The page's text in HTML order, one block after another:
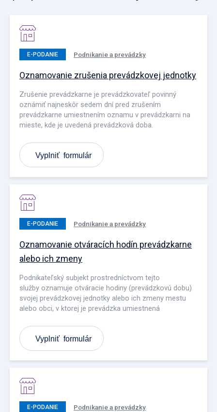
E-PODANIE Podnikanie a prevádzky
Oznamovanie zrušenia prevádzkovej jednotky
Zrušenie prevádzkarne je prevádzkovateľ povinný
oznámiť najneskôr sedem dní pred zrušením
prevádzkarne umiestnením oznamu v prevádzkarni na
mieste, kde je uvedená prevádzková doba.
Vyplniť formulár
E-PODANIE Podnikanie a prevádzky
Oznamovanie otváracích hodín prevádzkarne
alebo ich zmeny
Podnikateľský subjekt prostredníctvom tejto
služby oznamuje otváracie hodiny (prevádzkovú dobu)
svojej prevádzkovej jednotky alebo ich zmeny mestu
alebo obci, v ktorej je prevádzka umiestnená
Vyplniť formulár
E-PODANIE Podnikanie a prevádzky